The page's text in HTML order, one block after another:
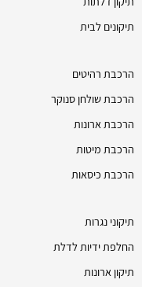
תיקונים לבית
הרכבת רהיטים
הרכבת שולחן סנוקר
הרכבת ארונות
הרכבת מיטות
הרכבת כיסאות
תיקוני נגרות
החלפת ידיות לדלת
תיקון ארונות